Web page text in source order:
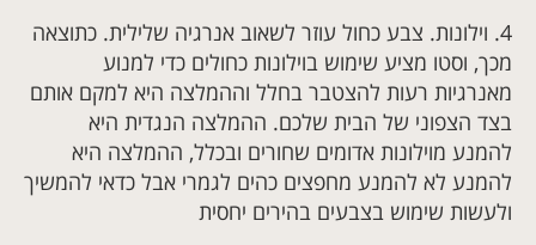
4. וילונות. צבע כחול עוזר לשאוב אנרגיה שלילית. כתוצאה
מכך, וסטו מציע שימוש בוילונות כחולים כדי למנוע
מאנרגיות רעות להצטבר בחלל וההמלצה היא למקם אותם
בצד הצפוני של הבית שלכם. ההמלצה הנגדית היא
להמנע מוילונות אדומים שחורים ובכלל, ההמלצה היא
להמנע לא להמנע מחפצים כהים לגמרי אבל כדאי להמשיך
ולעשות שימוש בצבעים בהירים יחסית